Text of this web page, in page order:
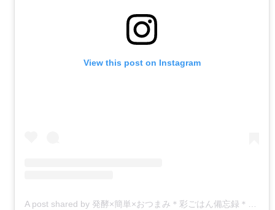
View this post on Instagram
A post shared by 発酵×簡単×おつまみ＊彩ごはん備忘録＊Aya＊japanesefood (@aya.nanan)